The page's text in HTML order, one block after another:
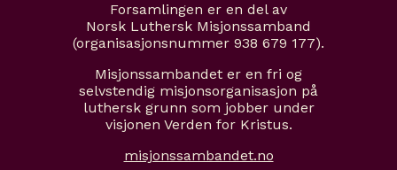
Forsamlingen er en del av
Norsk Luthersk Misjonssamband
(organisasjonsnummer 938 679 177).
Misjonssambandet er en fri og
selvstendig misjonsorganisasjon på
luthersk grunn som jobber under
visjonen Verden for Kristus.
misjonssambandet.no